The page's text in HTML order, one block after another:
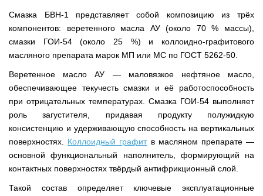
Смазка БВН-1 представляет собой композицию из трёх
компонентов: веретенного масла АУ (около 70 % массы),
смазки ГОИ-54 (около 25 %) и коллоидно-графитового
масляного препарата марок МП или МС по ГОСТ 5262-50.
Веретенное масло АУ — маловязкое нефтяное масло,
обеспечивающее текучесть смазки и её работоспособность
при отрицательных температурах. Смазка ГОИ-54 выполняет
роль загустителя, придавая продукту полужидкую
консистенцию и удерживающую способность на вертикальных
поверхностях. Коллоидный графитв масляном препарате —
основной функциональный наполнитель, формирующий на
контактных поверхностях твёрдый антифрикционный слой.
Такой состав определяет ключевые эксплуатационные